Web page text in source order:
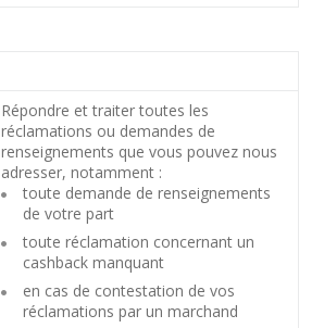
Répondre et traiter toutes les
réclamations ou demandes de
renseignements que vous pouvez nous
adresser, notamment :
toute demande de renseignements
de votre part
toute réclamation concernant un
cashback manquant
en cas de contestation de vos
réclamations par un marchand